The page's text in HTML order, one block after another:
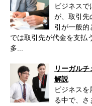
ビジネス
が、取引先
引が一般的
では取引先が代金を支払
多...
リーガル
解説
ビジネス
る中で、さ